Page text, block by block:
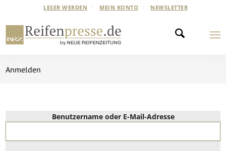
LESER WERDEN MEIN KONTO NEWSLETTER
Anmelden
Benutzername oder E-Mail-Adresse